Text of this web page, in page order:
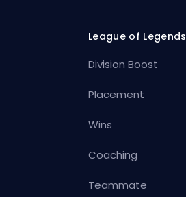
League of Legends
Division Boost
Placement
Wins
Coaching
Teammate